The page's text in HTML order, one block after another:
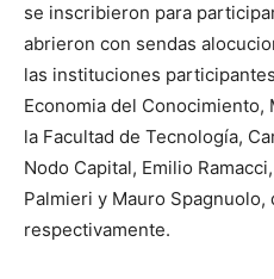
se inscribieron para
abrieron con sendas
las instituciones
Economia del Conocimiento,
la Facultad de Tecnología,
Nodo Capital, Emilio
Palmieri y Mauro Spagnuolo,
respectivamente.